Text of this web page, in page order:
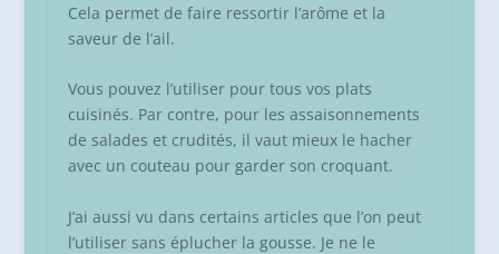
Cela permet de faire ressortir l’arôme et la
saveur de l’ail.
Vous pouvez l’utiliser pour tous vos plats
cuisinés. Par contre, pour les assaisonnements
de salades et crudités, il vaut mieux le hacher
avec un couteau pour garder son croquant.
J’ai aussi vu dans certains articles que l’on peut
l’utiliser sans éplucher la gousse. Je ne le